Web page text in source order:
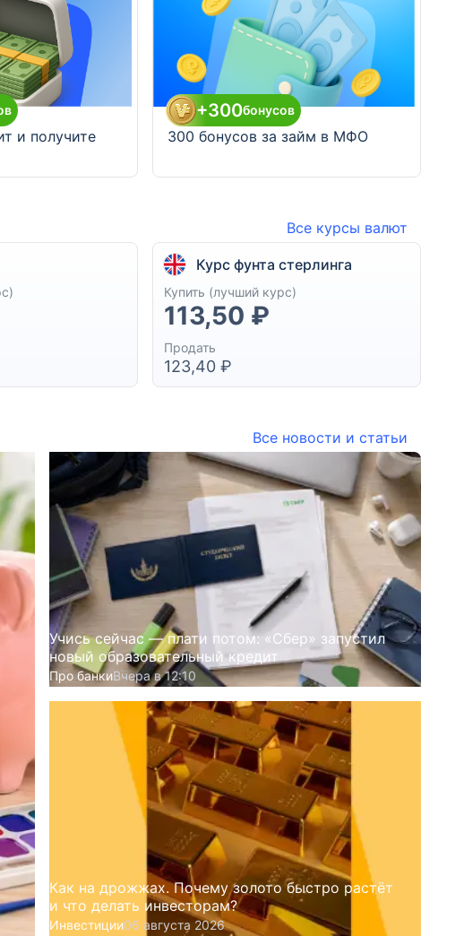
и получите
+300бонусов
300 бонусов за займ в МФО
Все курсы валют
Курс фунта стерлинга
Купить (лучший курс)
113,50 ₽
Продать
123,40 ₽
Все новости и статьи
Учись сейчас — плати потом: «Сбер» запустил
новый образовательный кредит
Про банкиВчера в 12:10
Как на дрожжах. Почему золото быстро растёт
и что делать инвесторам?
Инвестиции06 августа 2026